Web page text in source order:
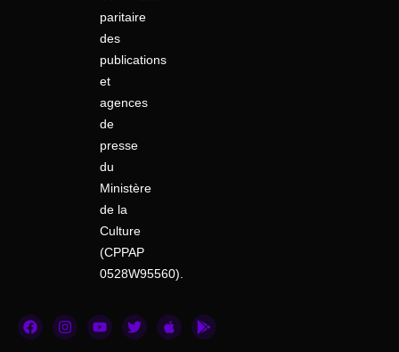
paritaire
des
publications
et
agences
de
presse
du
Ministère
de la
Culture
(CPPAP
0528W95560).
F
a
I
n
Y
o
T
w
A
p
G
o